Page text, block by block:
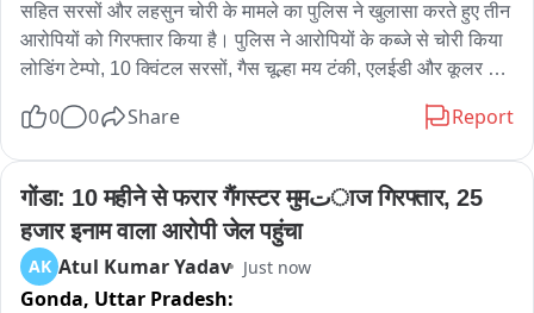
सहित सरसों और लहसुन चोरी के मामले का पुलिस ने खुलासा करते हुए तीन
आरोपियों को गिरफ्तार किया है। पुलिस ने आरोपियों के कब्जे से चोरी किया
लोडिंग टेम्पो, 10 क्विंटल सरसों, गैस चूल्हा मय टंकी, एलईडी और कूलर
बरामद किए गए हैं। एसपी धर्मेंद्र सिंह के निर्देशन में पुलिस टीम ने सीसीटीवी
गिरफ्तार आरोपियों में वाजीद मीर खां, इरफान मोहम्मद और दीपक जटिया
शामिल हैं। पुलिस आरोपियों से अन्य वारदातों को लेकर भी पूछताछ कर रही
है。
0 0 Share Report
गोंडा: 10 महीने से फरार गैंगस्टर मुमتाज गिरफ्तार, 25
हजार इनाम वाला आरोपी जेल पहुंचा
AK Atul Kumar Yadav Just now
Gonda, Uttar Pradesh: